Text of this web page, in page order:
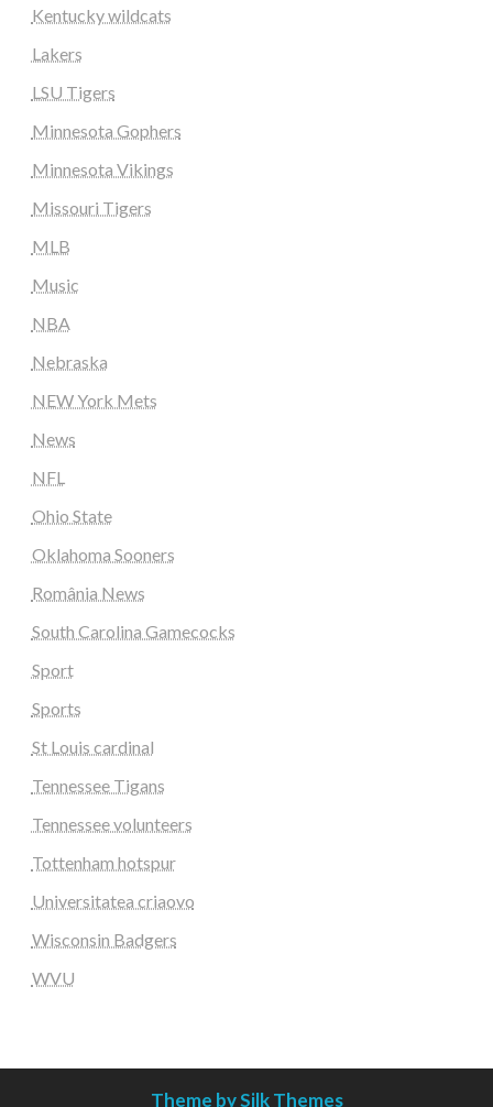
Kentucky wildcats
Lakers
LSU Tigers
Minnesota Gophers
Minnesota Vikings
Missouri Tigers
MLB
Music
NBA
Nebraska
NEW York Mets
News
NFL
Ohio State
Oklahoma Sooners
România News
South Carolina Gamecocks
Sport
Sports
St Louis cardinal
Tennessee Tigans
Tennessee volunteers
Tottenham hotspur
Universitatea criaovo
Wisconsin Badgers
WVU
Theme by Silk Themes